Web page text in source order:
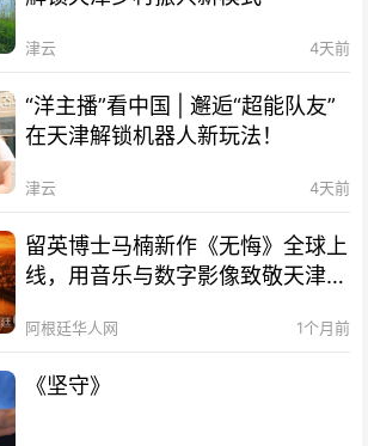
津云 4天前
“洋主播”看中国 | 邂逅“超能队友”
在天津解锁机器人新玩法！
津云 4天前
留英博士马楠新作《无悔》全球上
线，用音乐与数字影像致敬天津海
阿根廷华人网 1个月前
《坚守》